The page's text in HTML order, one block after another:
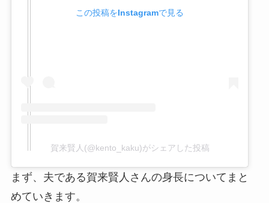
この投稿をInstagramで見る
賀来賢人(@kento_kaku)がシェアした投稿
まず、夫である賀来賢人さんの身長についてまと
めていきます。